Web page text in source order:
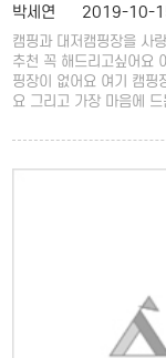
박세연 2019-10-
캠핑과 대저캠핑장을 사
추천 꼭 해드리고싶어요
핑장이 없어요 여기 캠핑
요 그리고 가장 마음에